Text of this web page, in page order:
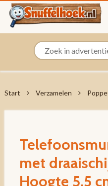
Start Verzamelen
met
Hoogte 5,5